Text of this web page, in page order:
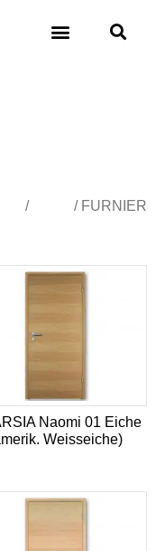
/ / FURNIER
Naomi 01 Eiche
Weisseiche)